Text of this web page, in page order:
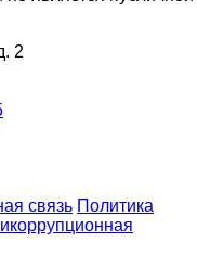
2
связь Политика